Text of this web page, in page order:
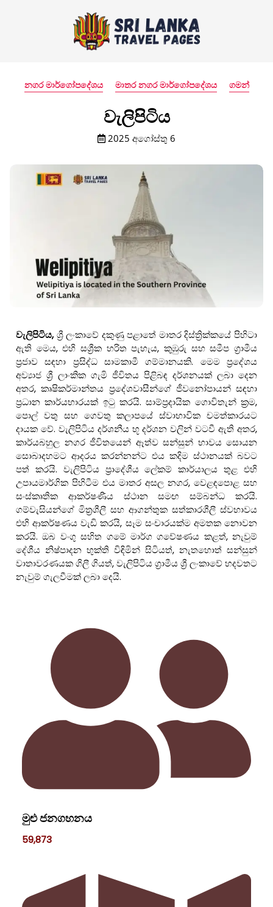
නගර මාර්ගෝපදේශය මාතර නගර මාර්ගෝපදේශය ගමන්
වැලිපිටිය
2025 අගෝස්තු 6
වැලිපිටිය,ශ්‍රී ලංකාවේ දකුණු පළාතේ මාතර දිස්ත්‍රික්කයේ පිහිටා
ඇති මෙය, එහි සශ්‍රීක හරිත පැහැය, කුඹුරු සහ සමීප ග්‍රාමීය
ප්‍රජාව සඳහා ප්‍රසිද්ධ සාමකාමී ගම්මානයකි. මෙම ප්‍රදේශය
අව්‍යාජ ශ්‍රී ලාංකික ගැමි ජීවිතය පිළිබඳ දර්ශනයක් ලබා දෙන
අතර, කෘෂිකර්මාන්තය ප්‍රදේශවාසීන්ගේ ජීවනෝපායන් සඳහා
ප්‍රධාන කාර්යභාරයක් ඉටු කරයි. සාම්ප්‍රදායික ගොවිතැන් ක්‍රම,
පොල් වතු සහ ගෙවතු කලාපයේ ස්වාභාවික චමත්කාරයට
දායක වේ. වැලිපිටිය දර්ශනීය භූ දර්ශන වලින් වටවී ඇති අතර,
කාර්යබහුල නගර ජීවිතයෙන් ඈත්ව සන්සුන් භාවය සොයන
සොබාදහමට ආදරය කරන්නන්ට එය කදිම ස්ථානයක් බවට
පත් කරයි. වැලිපිටිය ප්‍රාදේශීය ලේකම් කාර්යාලය තුළ එහි
උපායමාර්ගික පිහිටීම එය මාතර අසල නගර, වෙළඳපොළ සහ
සංස්කෘතික ආකර්ෂණීය ස්ථාන සමඟ සම්බන්ධ කරයි.
ගම්වැසියන්ගේ මිත්‍රශීලී සහ ආගන්තුක සත්කාරශීලී ස්වභාවය
එහි ආකර්ෂණය වැඩි කරයි, සෑම සංචාරයක්ම අමතක නොවන
කරයි. ඔබ වංගු සහිත ගමේ මාර්ග ගවේෂණය කළත්, නැවුම්
දේශීය නිෂ්පාදන භුක්ති විඳිමින් සිටියත්, නැතහොත් සන්සුන්
වාතාවරණයක ගිලී ගියත්, වැලිපිටිය ග්‍රාමීය ශ්‍රී ලංකාවේ හදවතට
නැවුම් ගැලවීමක් ලබා දෙයි.
මුළු ජනගහනය
59,873